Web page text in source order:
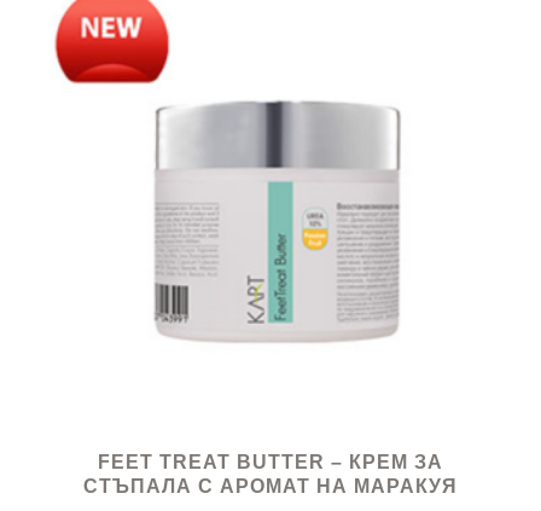
FEET TREAT BUTTER – КРЕМ ЗА
СТЪПАЛА С АРОМАТ НА МАРАКУЯ